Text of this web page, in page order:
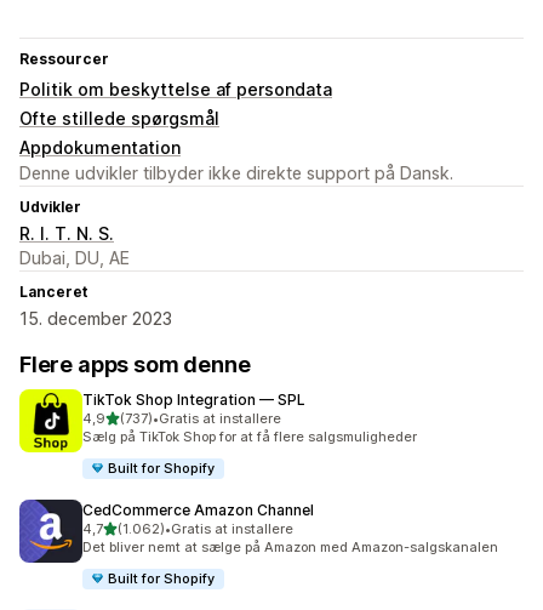
Ressourcer
Politik om beskyttelse af persondata
Ofte stillede spørgsmål
Appdokumentation
Denne udvikler tilbyder ikke direkte support på Dansk.
Udvikler
R. I. T. N. S.
Dubai, DU, AE
Lanceret
15. december 2023
Flere apps som denne
TikTok Shop Integration — SPL
4,9ud af 5 stjerner
(737)
737 anmeldelser i alt
•Gratis at installere
Sælg på TikTok Shop for at få flere salgsmuligheder
Built for Shopify
CedCommerce Amazon Channel
4,7ud af 5 stjerner
(1.062)
1062 anmeldelser i alt
•Gratis at installere
Det bliver nemt at sælge på Amazon med Amazon-salgskanalen
Built for Shopify